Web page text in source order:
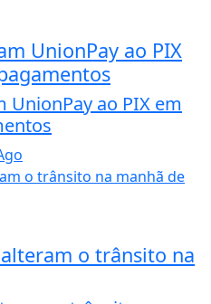
UnionPay ao PIX
UnionPay ao PIX em
o trânsito na